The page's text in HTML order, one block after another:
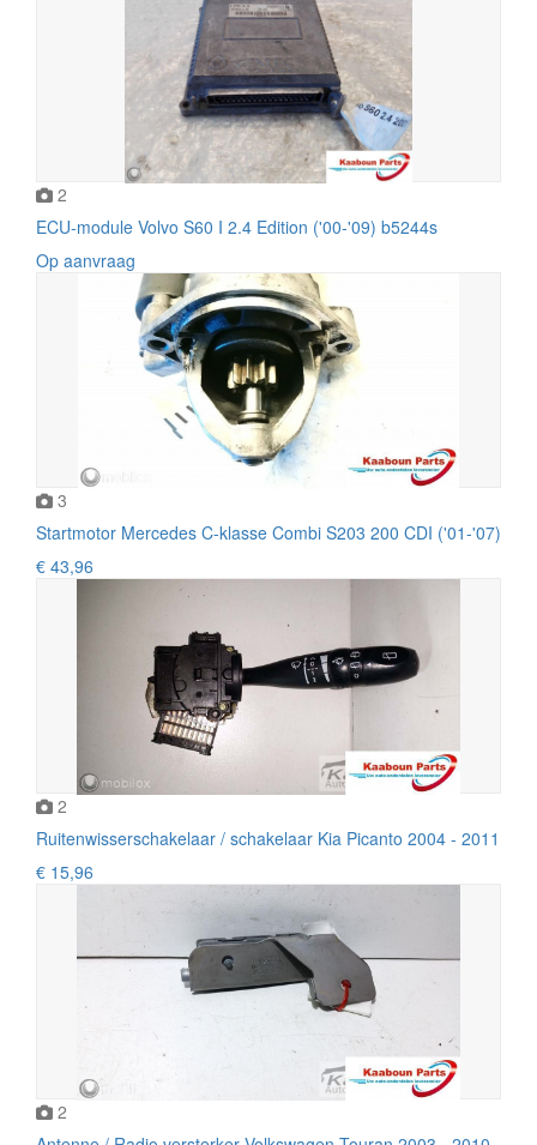
2
ECU-module Volvo S60 I 2.4 Edition ('00-'09) b5244s
Op aanvraag
3
Startmotor Mercedes C-klasse Combi S203 200 CDI ('01-'07)
€ 43,96
2
Ruitenwisserschakelaar / schakelaar Kia Picanto 2004 - 2011
€ 15,96
2